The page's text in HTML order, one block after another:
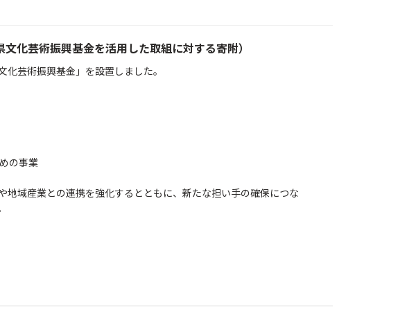
化芸術振興基金を活用した取組に対する寄附）
芸術振興基金」を設置しました。
の事業
域産業との連携を強化するとともに、新たな担い手の確保につな